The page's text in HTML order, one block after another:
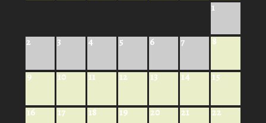
1
2 3 4 5 6 7 8
9 10 11 12 13 14 15
16 17 18 19 20 21 22